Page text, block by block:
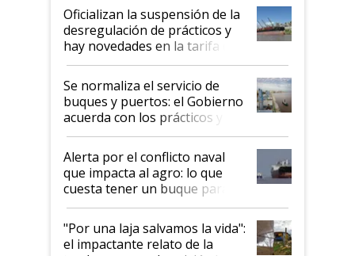
Oficializan la suspensión de la
desregulación de prácticos y
hay novedades en la tarifa de
la hidrovía
Se normaliza el servicio de
buques y puertos: el Gobierno
acuerda con los prácticos y
suspende el decreto de
desregulación
Alerta por el conflicto naval
que impacta al agro: lo que
cuesta tener un buque parado
y el peligro de que Argentina
pase a ser "país sucio"
"Por una laja salvamos la vida":
el impactante relato de la